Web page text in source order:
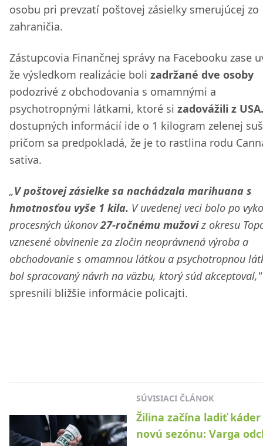
osobu pri prevzatí poštovej zásielky smerujúcej zo
zahraničia.
Zástupcovia Finančnej správy na Facebooku zase
že výsledkom realizácie boli zadržané dve osoby
podozrivé z obchodovania s omamnými a
psychotropnými látkami, ktoré si zadovážili z USA.
dostupných informácií ide o 1 kilogram zelenej
pričom sa predpokladá, že je to rastlina rodu
sativa.
„V poštovej zásielke sa nachádzala marihuana s
hmotnosťou vyše 1 kila. V uvedenej veci bolo po
procesných úkonov27-ročnému mužoviz okresu
vznesené obvinenie za zločin neoprávnená výroba a
obchodovanie s omamnou látkou a psychotropnou
bol spracovaný návrh na väzbu, ktorý súd akceptoval,"
spresnili bližšie informácie policajti.
SÚVISIACI ČLÁNOK
Žilina začína ladiť
novú sezónu: Varga